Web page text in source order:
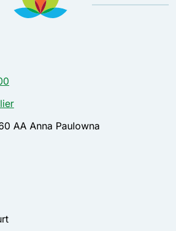
AA Anna Paulowna